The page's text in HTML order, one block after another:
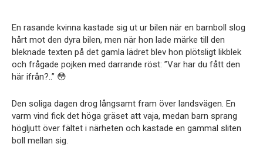
En rasande kvinna kastade sig ut ur bilen när en barnboll slog
hårt mot den dyra bilen, men när hon lade märke till den
bleknade texten på det gamla lädret blev hon plötsligt likblek
och frågade pojken med darrande röst: ”Var har du fått den
här ifrån?..” 😳
Den soliga dagen drog långsamt fram över landsvägen. En
varm vind fick det höga gräset att vaja, medan barn sprang
högljutt över fältet i närheten och kastade en gammal sliten
boll mellan sig.